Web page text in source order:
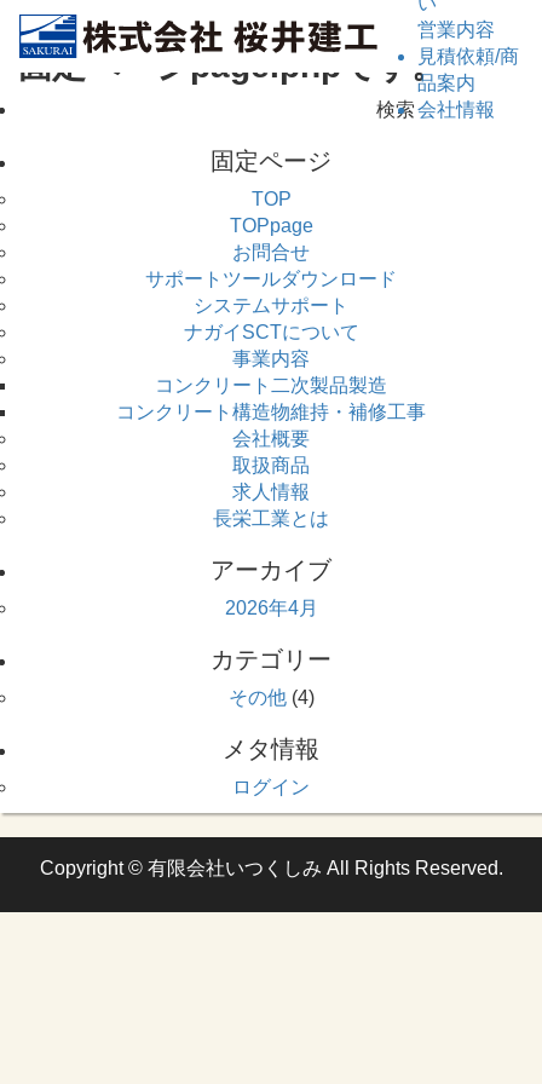
営業内容
見積依頼/商
品案内
会社情報
固定ページpage.phpです。
固定ページ
TOP
TOPpage
お問合せ
サポートツールダウンロード
システムサポート
ナガイSCTについて
事業内容
コンクリート二次製品製造
コンクリート構造物維持・補修工事
会社概要
取扱商品
求人情報
長栄工業とは
アーカイブ
2026年4月
カテゴリー
その他(4)
メタ情報
ログイン
Copyright © 有限会社いつくしみ All Rights Reserved.